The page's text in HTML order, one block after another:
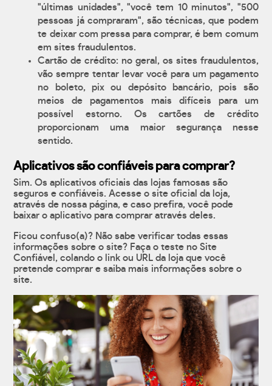
"últimas unidades", "você tem 10 minutos", "500
pessoas já compraram", são técnicas, que podem
te deixar com pressa para comprar, é bem comum
em sites fraudulentos.
Cartão de crédito: no geral, os sites fraudulentos,
vão sempre tentar levar você para um pagamento
no boleto, pix ou depósito bancário, pois são
meios de pagamentos mais difíceis para um
possível estorno. Os cartões de crédito
proporcionam uma maior segurança nesse
sentido.
Aplicativos são confiáveis para comprar?
Sim. Os aplicativos oficiais das lojas famosas são
seguros e confiáveis. Acesse o site oficial da loja,
através de nossa página, e caso prefira, você pode
baixar o aplicativo para comprar através deles.
Ficou confuso(a)? Não sabe verificar todas essas
informações sobre o site? Faça o teste no Site
Confiável, colando o link ou URL da loja que você
pretende comprar e saiba mais informações sobre o
site.